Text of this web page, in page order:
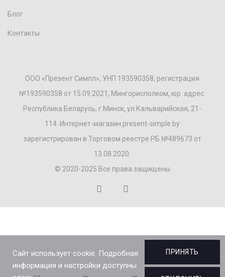
Сайт использует cookie. Подробная
информация и настройки доступны
ПРИНЯТЬ
Блог
Контакты
ООО «Презент Симпл», УНП 193590358, регистрация
№193590358 от 15.09.2021, Мингорисполком, юр. адрес:
Республика Беларусь, г.Минск, ул.Кальварийская, 21-
114. Интернет-магазин present-simple.by
зарегистрирован в Торговом реестре РБ №489673 от
13.08.2020.
© 2020-2025 Все права защищены